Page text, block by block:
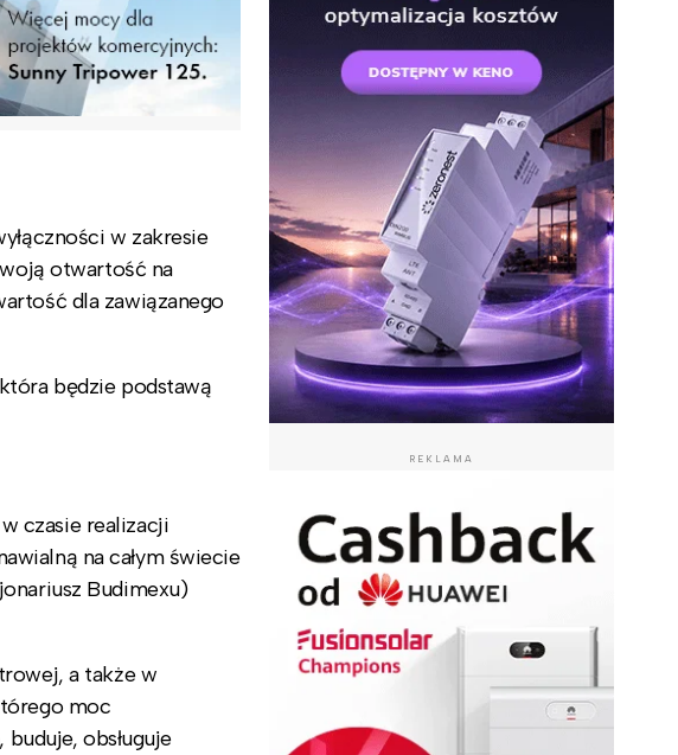
w zakresie
otwartość na
dla zawiązanego
będzie podstawą
czasie realizacji
na całym świecie
Budimexu)
a także w
moc
obsługuje
REKLAMA